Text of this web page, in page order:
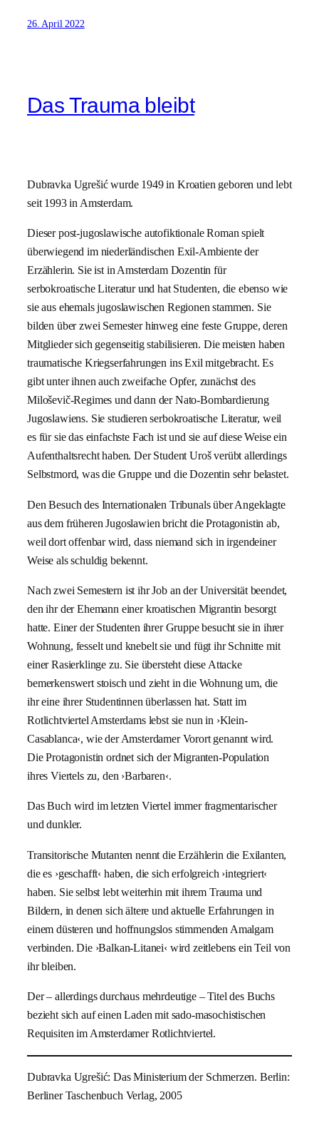
26. April 2022
Das Trauma bleibt
Dubravka Ugrešić wurde 1949 in Kroatien geboren und lebt
seit 1993 in Amsterdam.
Dieser post-jugoslawische autofiktionale Roman spielt
überwiegend im niederländischen Exil-Ambiente der
Erzählerin. Sie ist in Amsterdam Dozentin für
serbokroatische Literatur und hat Studenten, die ebenso wie
sie aus ehemals jugoslawischen Regionen stammen. Sie
bilden über zwei Semester hinweg eine feste Gruppe, deren
Mitglieder sich gegenseitig stabilisieren. Die meisten haben
traumatische Kriegserfahrungen ins Exil mitgebracht. Es
gibt unter ihnen auch zweifache Opfer, zunächst des
Miloševič-Regimes und dann der Nato-Bombardierung
Jugoslawiens. Sie studieren serbokroatische Literatur, weil
es für sie das einfachste Fach ist und sie auf diese Weise ein
Aufenthaltsrecht haben. Der Student Uroš verübt allerdings
Selbstmord, was die Gruppe und die Dozentin sehr belastet.
Den Besuch des Internationalen Tribunals über Angeklagte
aus dem früheren Jugoslawien bricht die Protagonistin ab,
weil dort offenbar wird, dass niemand sich in irgendeiner
Weise als schuldig bekennt.
Nach zwei Semestern ist ihr Job an der Universität beendet,
den ihr der Ehemann einer kroatischen Migrantin besorgt
hatte. Einer der Studenten ihrer Gruppe besucht sie in ihrer
Wohnung, fesselt und knebelt sie und fügt ihr Schnitte mit
einer Rasierklinge zu. Sie übersteht diese Attacke
bemerkenswert stoisch und zieht in die Wohnung um, die
ihr eine ihrer Studentinnen überlassen hat. Statt im
Rotlichtviertel Amsterdams lebst sie nun in ›Klein-
Casablanca‹, wie der Amsterdamer Vorort genannt wird.
Die Protagonistin ordnet sich der Migranten-Population
ihres Viertels zu, den ›Barbaren‹.
Das Buch wird im letzten Viertel immer fragmentarischer
und dunkler.
Transitorische Mutanten nennt die Erzählerin die Exilanten,
die es ›geschafft‹ haben, die sich erfolgreich ›integriert‹
haben. Sie selbst lebt weiterhin mit ihrem Trauma und
Bildern, in denen sich ältere und aktuelle Erfahrungen in
einem düsteren und hoffnungslos stimmenden Amalgam
verbinden. Die ›Balkan-Litanei‹ wird zeitlebens ein Teil von
ihr bleiben.
Der – allerdings durchaus mehrdeutige – Titel des Buchs
bezieht sich auf einen Laden mit sado-masochistischen
Requisiten im Amsterdamer Rotlichtviertel.
Dubravka Ugrešić: Das Ministerium der Schmerzen. Berlin:
Berliner Taschenbuch Verlag, 2005